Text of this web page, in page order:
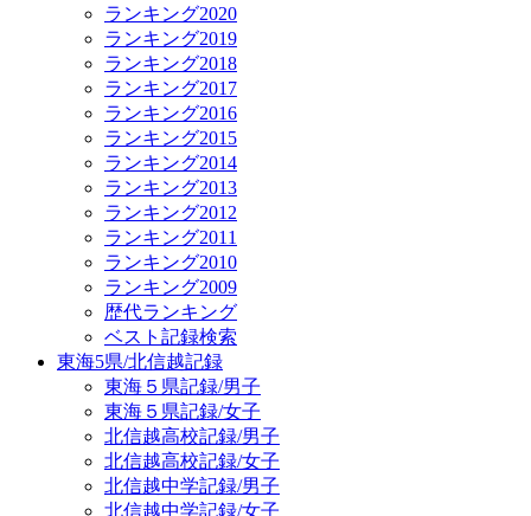
ランキング2020
ランキング2019
ランキング2018
ランキング2017
ランキング2016
ランキング2015
ランキング2014
ランキング2013
ランキング2012
ランキング2011
ランキング2010
ランキング2009
歴代ランキング
ベスト記録検索
東海5県/北信越記録
東海５県記録/男子
東海５県記録/女子
北信越高校記録/男子
北信越高校記録/女子
北信越中学記録/男子
北信越中学記録/女子